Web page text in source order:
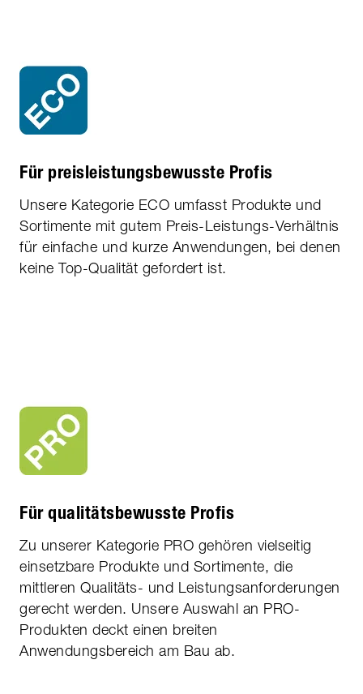
Für preisleistungs­bewusste Profis
Unsere Kategorie ECO umfasst Produkte und
Sortimente mit gutem Preis-Leistungs-Verhältnis
für einfache und kurze Anwendungen, bei denen
keine Top-Qualität gefordert ist.
Für qualitätsbewusste Profis
Zu unserer Kategorie PRO gehören vielseitig
einsetzbare Produkte und Sortimente, die
mittleren Qualitäts- und Leistungsanforderungen
gerecht werden. Unsere Auswahl an PRO-
Produkten deckt einen breiten
Anwendungsbereich am Bau ab.